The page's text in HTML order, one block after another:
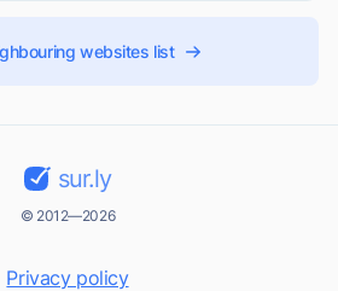
websites list
sur.ly
© 2012—2026
Privacy policy